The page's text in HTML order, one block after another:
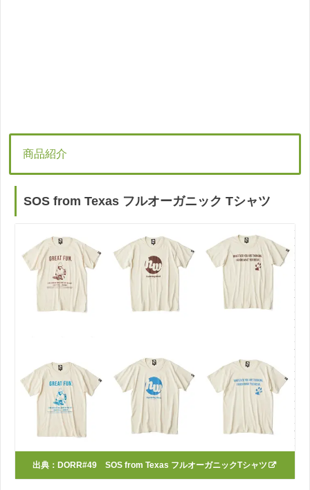
商品紹介
SOS from Texas フルオーガニック Tシャツ
出典： DORR#49 SOS from Texas フルオーガニックTシャツ